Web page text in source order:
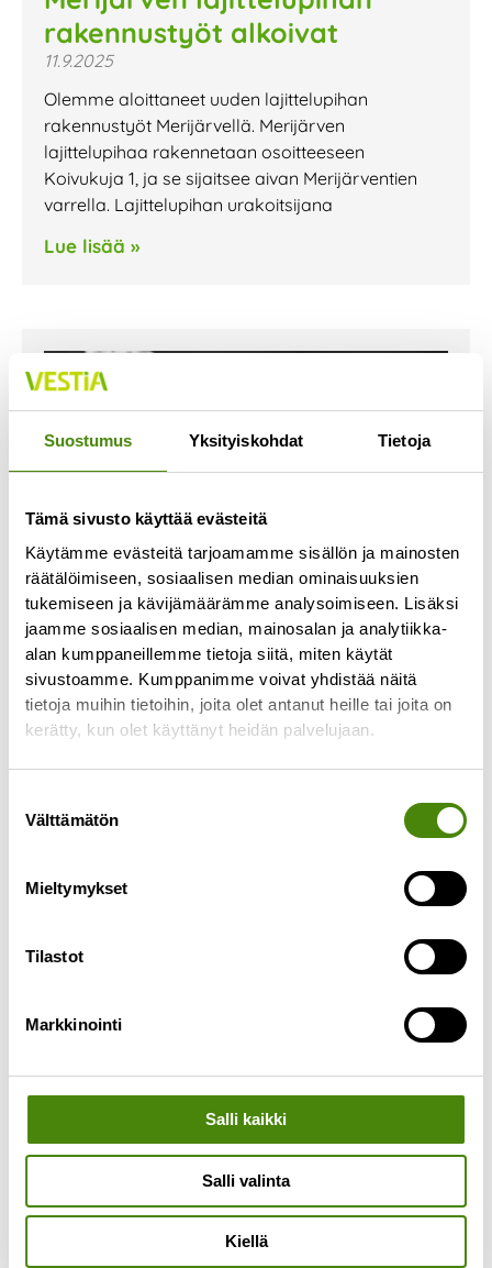
Suostumus Yksityiskohdat Tietoja
Tämä sivusto käyttää evästeitä
Käytämme evästeitä tarjoamamme sisällön ja mainosten
räätälöimiseen, sosiaalisen median ominaisuuksien
tukemiseen ja kävijämäärämme analysoimiseen. Lisäksi
jaamme sosiaalisen median, mainosalan ja analytiikka-
alan kumppaneillemme tietoja siitä, miten käytät
sivustoamme. Kumppanimme voivat yhdistää näitä
tietoja muihin tietoihin, joita olet antanut heille tai joita on
kerätty, kun olet käyttänyt heidän palvelujaan.
valinta
Välttämätön
Mieltymykset
Tilastot
Markkinointi
Salli kaikki
Salli valinta
Kiellä
rakennustyöt alkoivat
11.9.2025
Olemme aloittaneet uuden lajittelupihan
rakennustyöt Merijärvellä. Merijärven
lajittelupihaa rakennetaan osoitteeseen
Koivukuja 1, ja se sijaitsee aivan Merijärventien
varrella. Lajittelupihan urakoitsijana
Lue lisää »
Kuolinpesän tyhjentäminen
4.9.2025
Kuolinpesän tyhjentäminen ja tavaroiden
läpikäyminen voi olla raskas ja hidas prosessi.
perikunta tyhjentää kuolinpesän. Tavaroiden